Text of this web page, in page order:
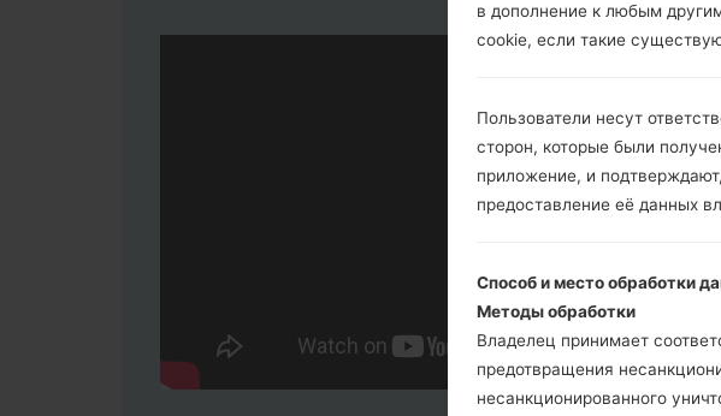
в дополнение к любым
cookie, если такие
Пользователи несут
сторон, которые были
приложение, и
предоставление её данных
Способ и место обработки
Методы обработки
Владелец принимает
предотвращения
несанкционированного